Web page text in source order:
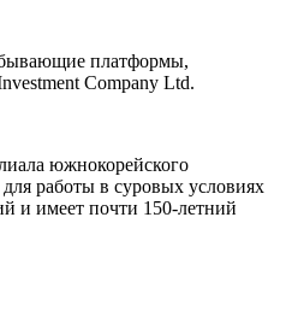
платформы,
Company Ltd.
южнокорейского
работы в суровых условиях
и имеет почти 150-летний